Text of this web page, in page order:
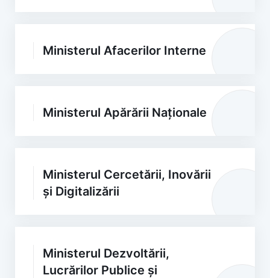
Ministerul Afacerilor Interne
Ministerul Apărării Naționale
Ministerul Cercetării, Inovării
și Digitalizării
Ministerul Dezvoltării,
Lucrărilor Publice și